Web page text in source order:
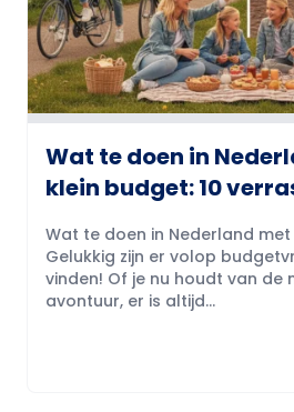
Wat te doen in
klein budget: 10
Wat te doen in Nederland
Gelukkig zijn er volop
vinden! Of je nu houdt van de
avontuur, er is altijd...